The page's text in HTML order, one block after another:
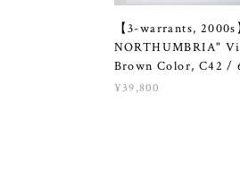
【3-warrants,
NORTHUMBRIA"
Brown Color, C42 /
¥39,800